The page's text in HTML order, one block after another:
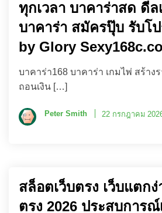
ทุกเวลา บาคาร่าสด ดีล
บาคาร่า สมัครปุ๊บ รับโ
by Glory
บาคาร่า168 บาคาร่า เกมไพ่ สร้าง
ถอนเงิน […]
Peter Smith 22 กรกฎาคม
สล็อตเว็บตรง เว็บแตก
ตรง 2026 ประสบการ